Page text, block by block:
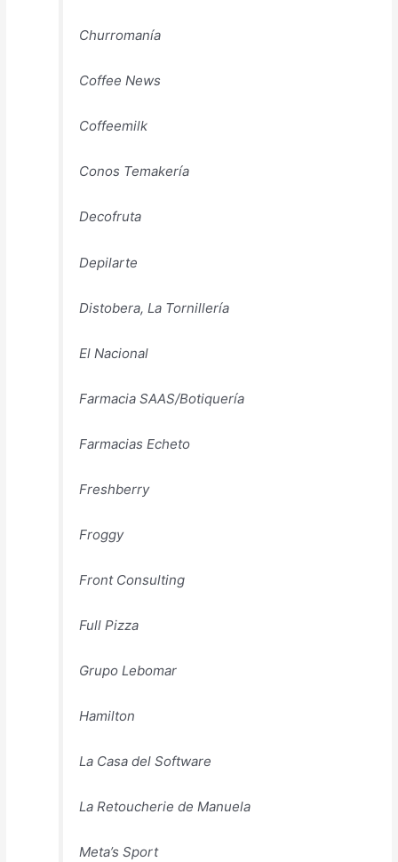
Churromanía
Coffee News
Coffeemilk
Conos Temakería
Decofruta
Depilarte
Distobera, La Tornillería
El Nacional
Farmacia SAAS/Botiquería
Farmacias Echeto
Freshberry
Froggy
Front Consulting
Full Pizza
Grupo Lebomar
Hamilton
La Casa del Software
La Retoucherie de Manuela
Meta’s Sport